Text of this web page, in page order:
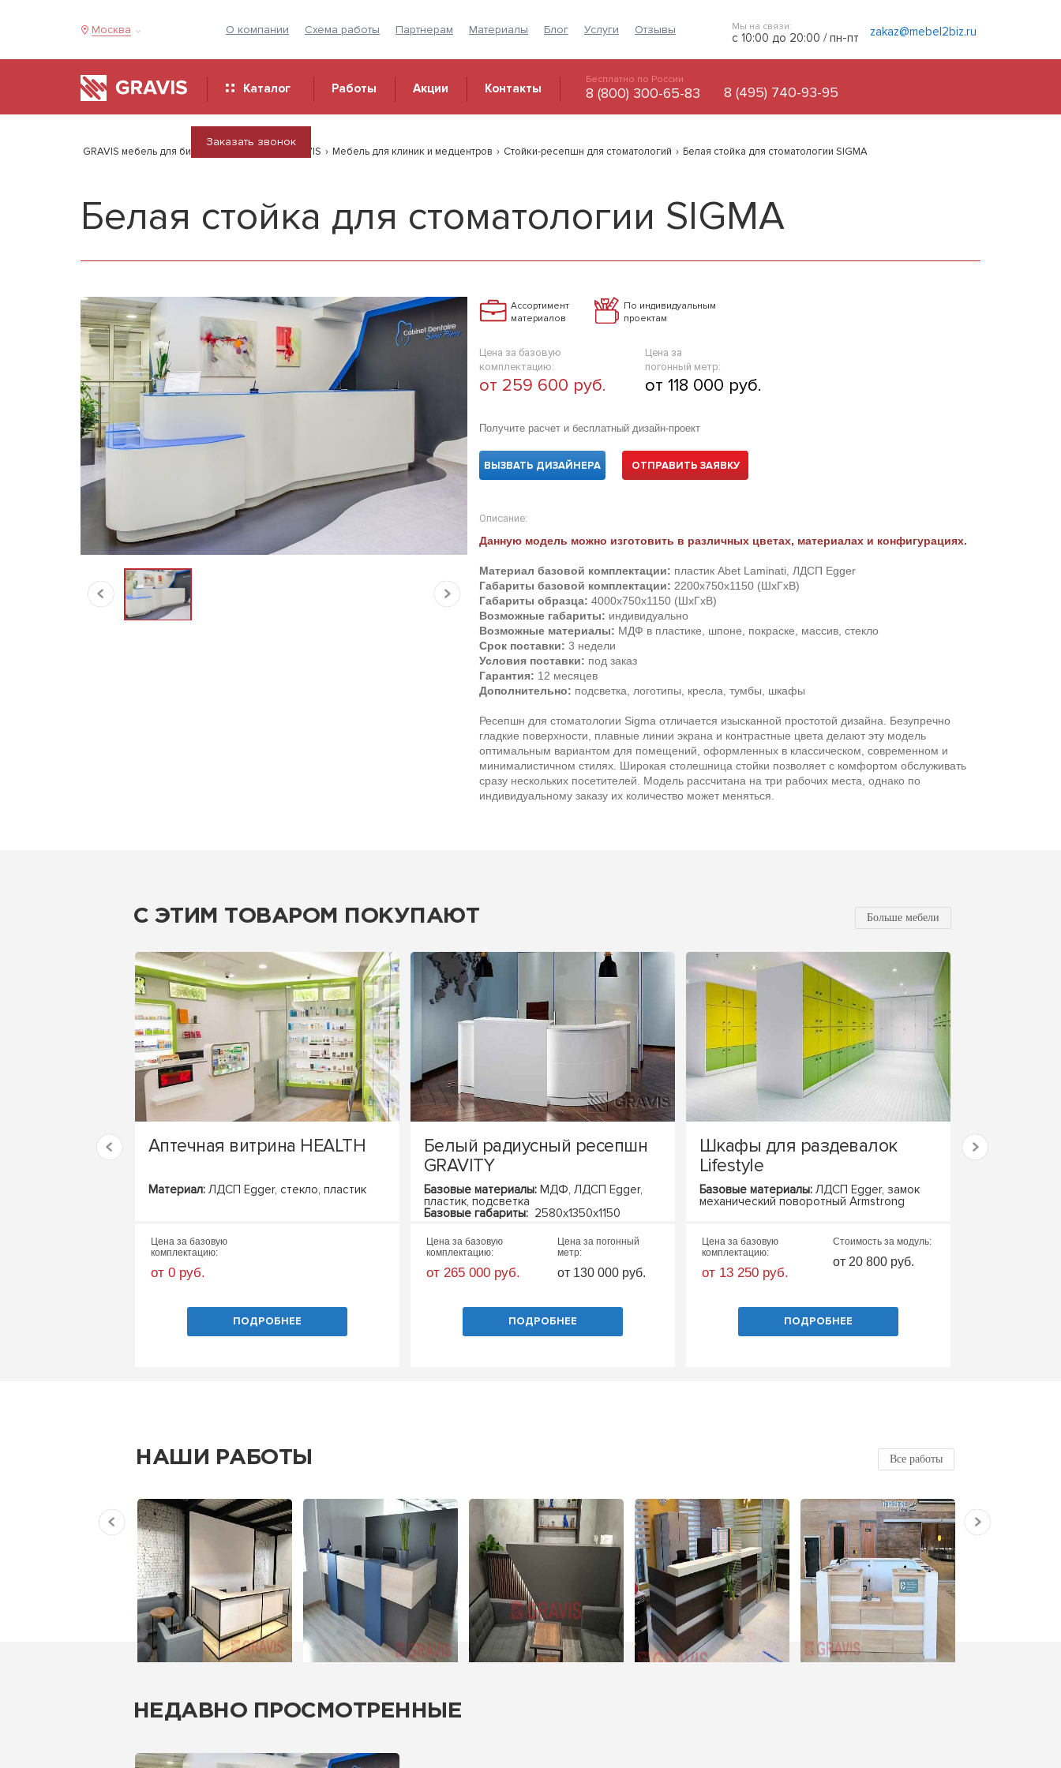
Москва О компании Схема работы Партнерам Материалы Блог Услуги Отзывы Мы на связи:
с 10:00 до 20:00 / пн-пт zakaz@mebel2biz.ru
Каталог Работы Акции Контакты
Бесплатно по России
8 (800) 300-65-83 8 (495) 740-93-95
Заказать звонок
GRAVIS мебель для бизнеса Продукция GRAVIS › Мебель для клиник и медцентров › Стойки-ресепшн для стоматологий › Белая стойка для стоматологии SIGMA
Белая стойка для стоматологии SIGMA
Ассортимент
материалов
По индивидуальным
проектам
Цена за базовую
комплектацию:
от 259 600 руб.
Цена за
погонный метр:
от 118 000 руб.
Получите расчет и бесплатный дизайн-проект
ВЫЗВАТЬ ДИЗАЙНЕРА ОТПРАВИТЬ ЗАЯВКУ
Описание:
Данную модель можно изготовить в различных цветах, материалах и конфигурациях.
Материал базовой комплектации: пластик Abet Laminati, ЛДСП Egger
Габариты базовой комплектации: 2200х750х1150 (ШхГхВ)
Габариты образца: 4000х750х1150 (ШхГхВ)
Возможные габариты: индивидуально
Возможные материалы: МДФ в пластике, шпоне, покраске, массив, стекло
Срок поставки: 3 недели
Условия поставки: под заказ
Гарантия: 12 месяцев
Дополнительно: подсветка, логотипы, кресла, тумбы, шкафы
Ресепшн для стоматологии Sigma отличается изысканной простотой дизайна. Безупречно
гладкие поверхности, плавные линии экрана и контрастные цвета делают эту модель
оптимальным вариантом для помещений, оформленных в классическом, современном и
минималистичном стилях. Широкая столешница стойки позволяет с комфортом обслуживать
сразу нескольких посетителей. Модель рассчитана на три рабочих места, однако по
индивидуальному заказу их количество может меняться.
С ЭТИМ ТОВАРОМ ПОКУПАЮТ Больше мебели
Аптечная витрина HEALTH
Материал:ЛДСП Egger, стекло, пластик
Цена за базовую
комплектацию:
от 0 руб.
ПОДРОБНЕЕ
Белый радиусный ресепшн
GRAVITY
Базовые материалы:МДФ, ЛДСП Egger,
пластик, подсветка
Базовые габариты:2580х1350х1150
Цена за базовую
комплектацию:
от 265 000 руб.
Цена за погонный
метр:
от 130 000 руб.
ПОДРОБНЕЕ
Шкафы для раздевалок
Lifestyle
Базовые материалы: ЛДСП Egger, замок
механический поворотный Armstrong
Цена за базовую
комплектацию:
от 13 250 руб.
Стоимость за модуль:
от 20 800 руб.
ПОДРОБНЕЕ
Бенч-
места
НАШИ РАБОТЫ Все работы
НЕДАВНО ПРОСМОТРЕННЫЕ